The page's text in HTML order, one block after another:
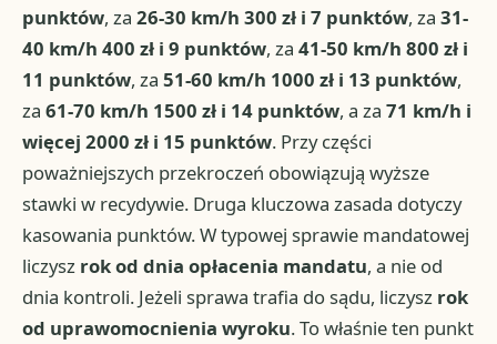
punktów, za26-30 km/h 300 zł i 7 punktów, za31-
40 km/h 400 zł i 9 punktów, za41-50 km/h 800 zł i
11 punktów, za51-60 km/h 1000 zł i 13 punktów,
za61-70 km/h 1500 zł i 14 punktów, a za71 km/h i
więcej 2000 zł i 15 punktów. Przy części
poważniejszych przekroczeń obowiązują wyższe
stawki w recydywie. Druga kluczowa zasada dotyczy
kasowania punktów. W typowej sprawie mandatowej
liczysz rok od dnia opłacenia mandatu, a nie od
dnia kontroli. Jeżeli sprawa trafia do sądu, liczysz rok
od uprawomocnienia wyroku. To właśnie ten punkt